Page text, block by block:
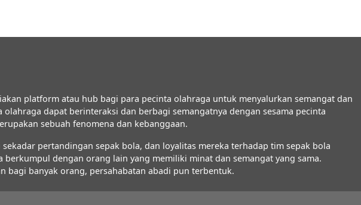
platform atau hub bagi para pecinta olahraga untuk menyalurkan semangat dan
dapat berinteraksi dan berbagi semangatnya dengan sesama pecinta
sebuah fenomena dan kebanggaan.
pertandingan sepak bola, dan loyalitas mereka terhadap tim sepak bola
dengan orang lain yang memiliki minat dan semangat yang sama.
bagi banyak orang, persahabatan abadi pun terbentuk.